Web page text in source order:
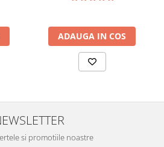
ADAUGA IN COS
si promotiile noastre